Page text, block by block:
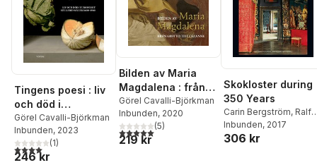
Tingens poesi : liv
och död i
europeiskt
stillebenmåleri
1600-1900
Görel Cavalli-Björkman
Inbunden, 2023
4,0utav 5 stjärnor. Totalt antal röster:
(1)
246 kr
Bilden av Maria
Magdalena : från
Giotto till Cézanne
Görel Cavalli-Björkman
Inbunden, 2020
5,0utav 5 stjärnor. Totalt antal röster:
(5)
219 kr
Skokloster during
350 Years
Carin Bergström, Ralf
Turander, Görel
Björkman
Inbunden, 2017
306 kr